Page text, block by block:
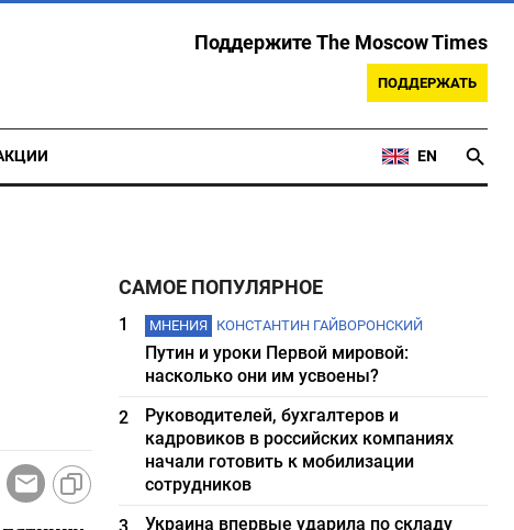
Поддержите The Moscow Times
ПОДДЕРЖАТЬ
EN
САМОЕ ПОПУЛЯРНОЕ
1 МНЕНИЯ КОНСТАНТИН ГАЙВОРОНСКИЙ
Путин и уроки Первой мировой:
насколько они им усвоены?
2
Руководителей, бухгалтеров и
кадровиков в российских компаниях
начали готовить к мобилизации
сотрудников
Украина впервые ударила по складу